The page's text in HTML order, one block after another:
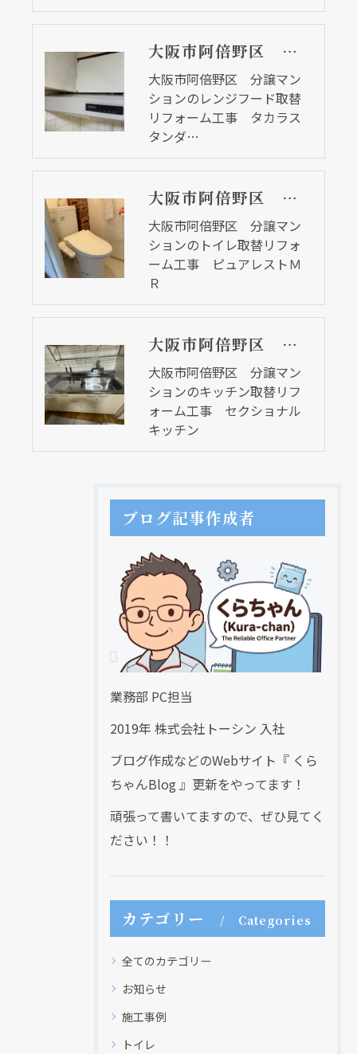
大阪市阿倍野区 分譲マンションのレンジフード取替リフォーム工事 タカラスタンダード
大阪市阿倍野区 分譲マン
ションのレンジフード取替
リフォーム工事 タカラス
タンダ…
大阪市阿倍野区 分譲マンションのトイレ取替リフォーム工事 ピュアレストＭＲ
大阪市阿倍野区 分譲マン
ションのトイレ取替リフォ
ーム工事 ピュアレストＭ
Ｒ
大阪市阿倍野区 分譲マンションのキッチン取替リフォーム工事 セクショナルキッチン
大阪市阿倍野区 分譲マン
ションのキッチン取替リフ
ォーム工事 セクショナル
キッチン
ブログ記事作成者
業務部 PC担当
2019年 株式会社トーシン 入社
ブログ作成などのWebサイト『 くら
ちゃんBlog 』更新をやってます！
頑張って書いてますので、ぜひ見てく
ださい！！
カテゴリー Categories
全てのカテゴリー
お知らせ
施工事例
トイレ